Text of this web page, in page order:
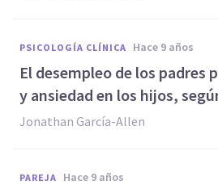
PSICOLOGÍA CLÍNICA hace 9 años
​El desempleo de los padres
y ansiedad en los hijos,
Jonathan García-Allen
PAREJA hace 9 años